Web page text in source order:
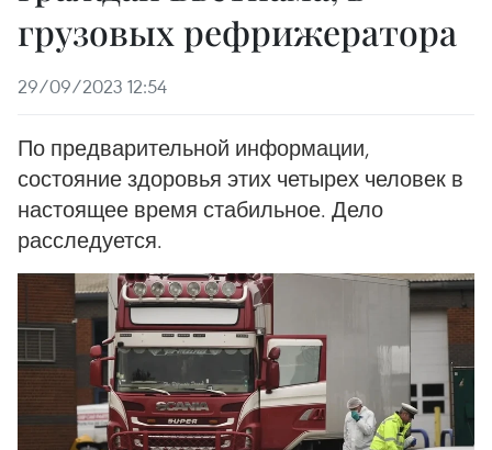
грузовых рефрижератора
29/09/2023 12:54
По предварительной информации,
состояние здоровья этих четырех человек в
настоящее время стабильное. Дело
расследуется.